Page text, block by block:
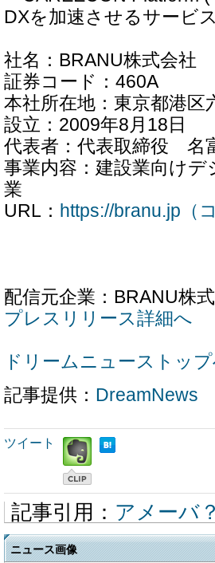
DXを加速させるサービ
社名：BRANU株式会社
証券コード：460A
本社所在地：東京都港
設立：2009年8月18日
代表者：代表取締役 名
事業内容：建設業向け
業
URL： https://branu.jp（
配信元企業：BRANU株
プレスリリース詳細へ
ドリームニューストッ
記事提供： DreamNews
ツイート
記事引用： アメーバ？
ニュース画像